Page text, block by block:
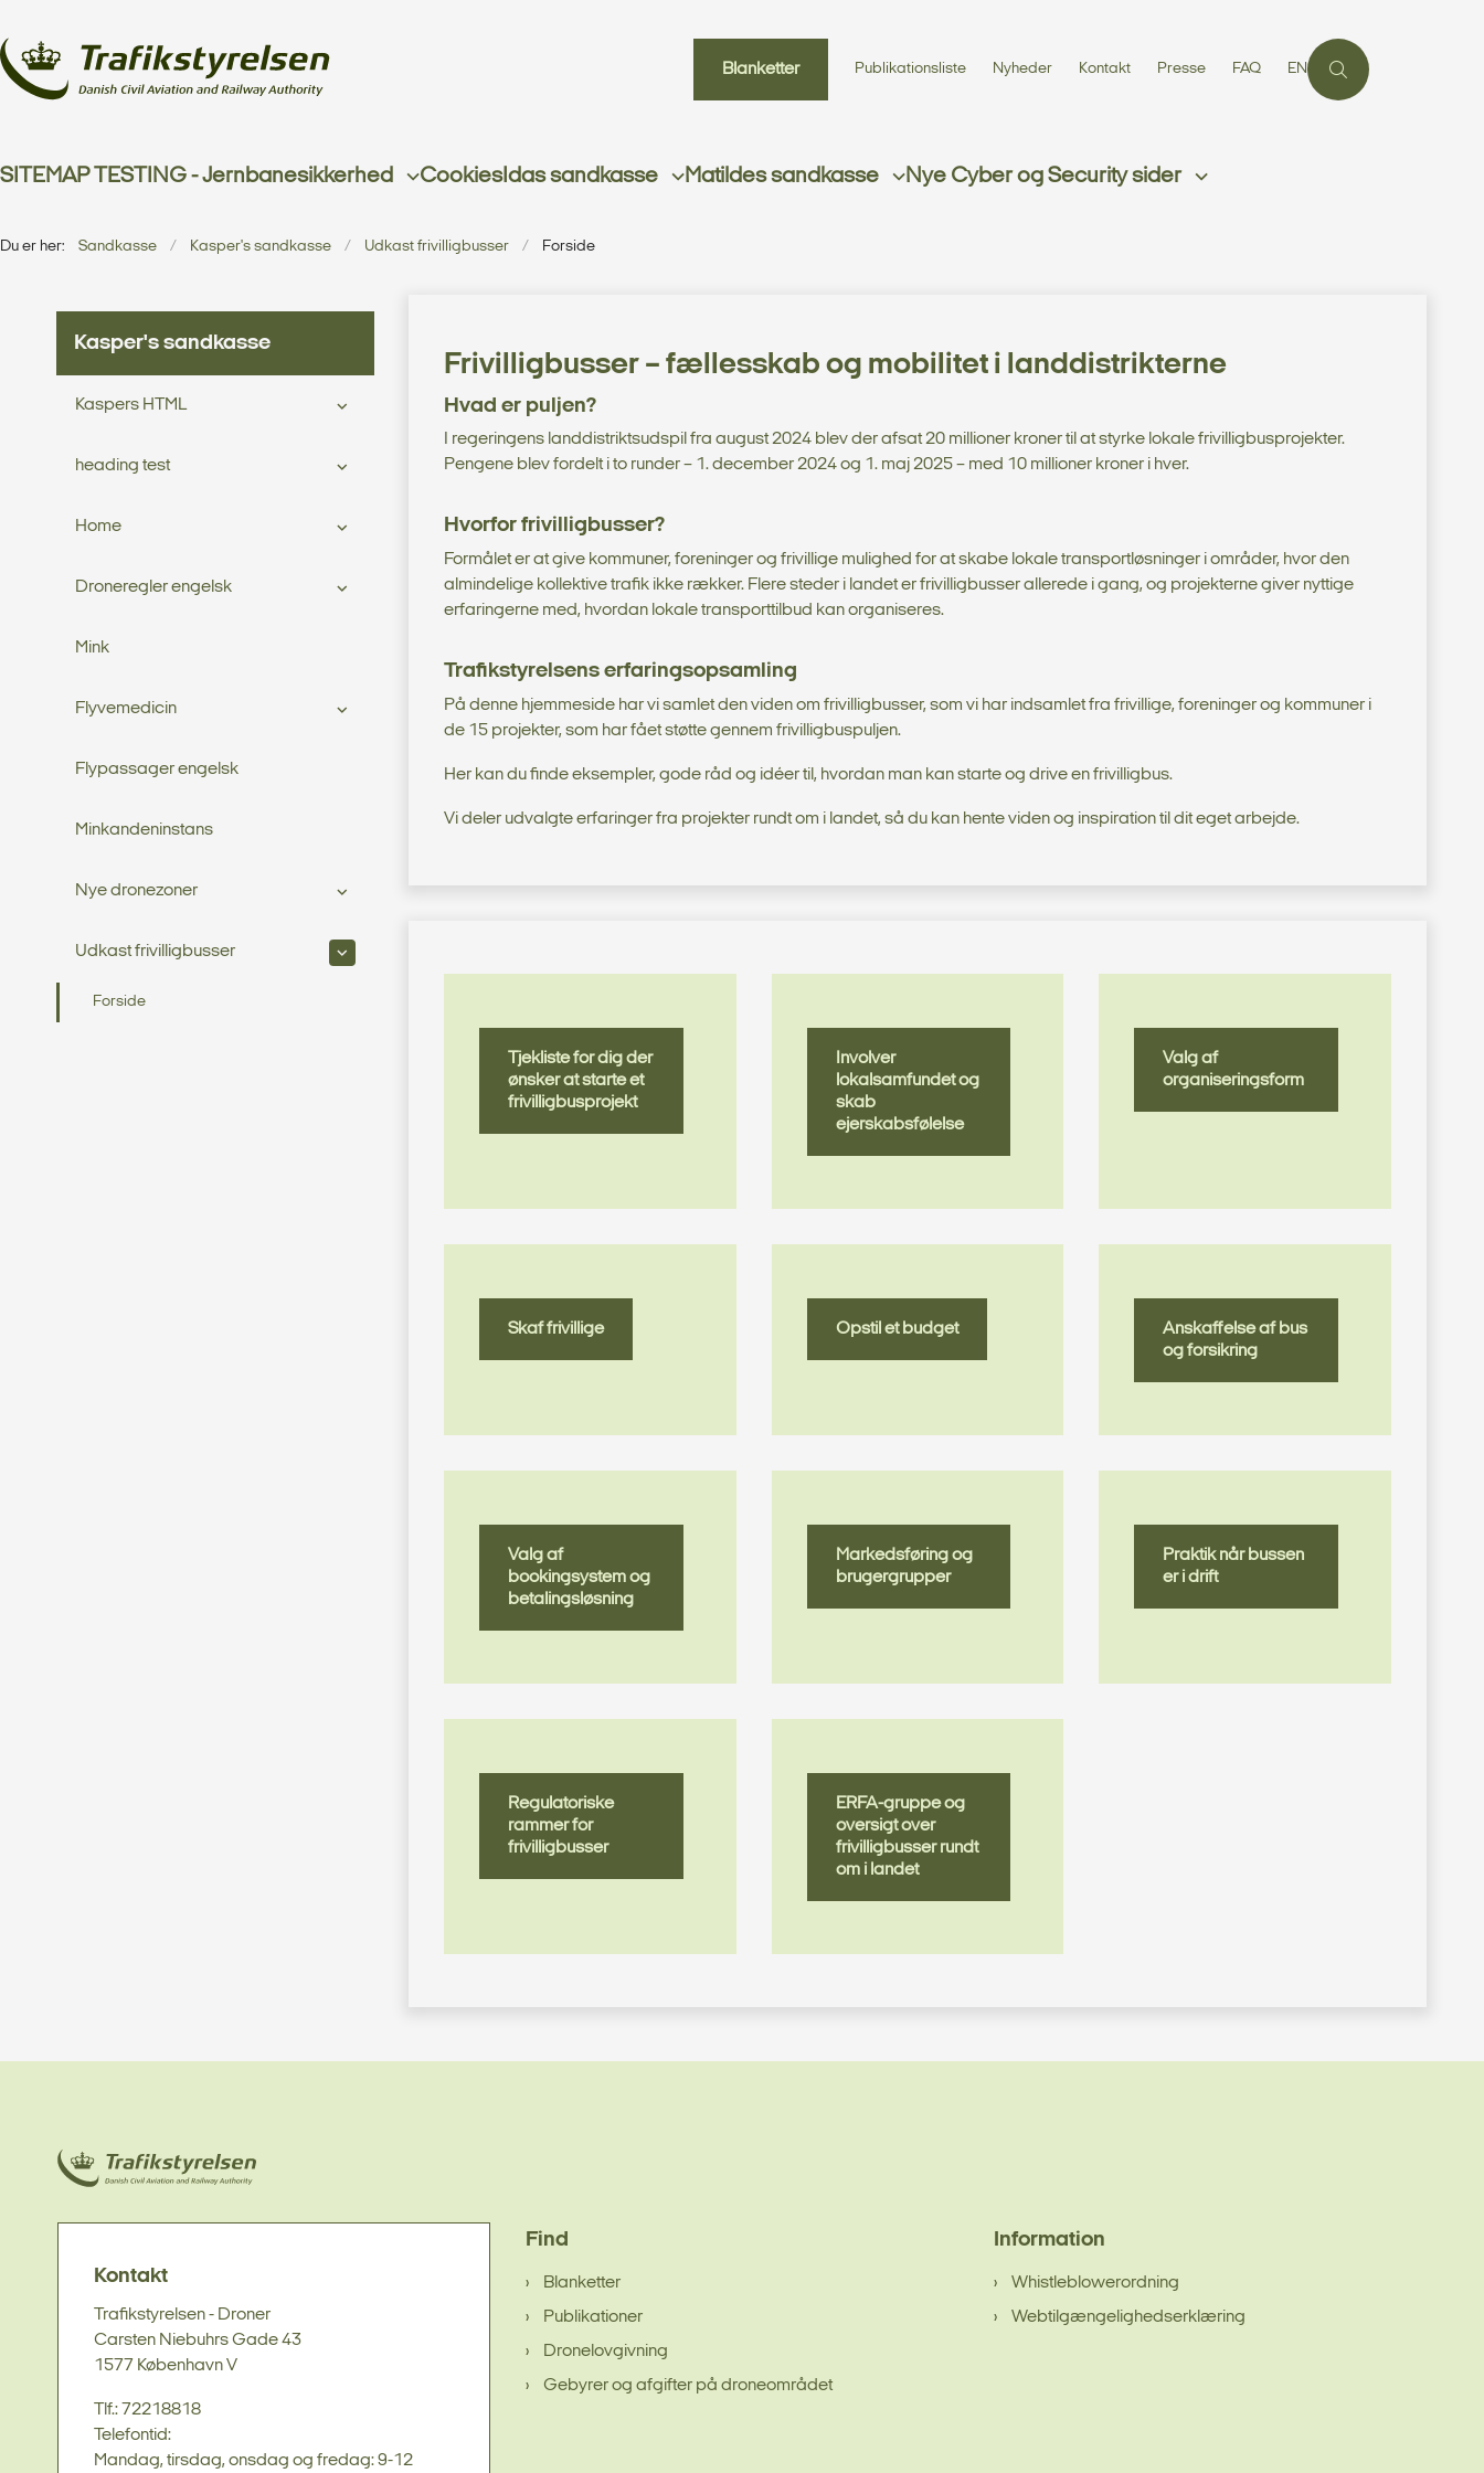
Blanketter Publikationsliste Nyheder Kontakt Presse FAQ EN
SITEMAP TESTING - Jernbanesikkerhed CookiesIdas sandkasse Matildes sandkasse Nye Cyber og Security sider
Du er her: Sandkasse Kasper's sandkasse Udkast frivilligbusser Forside
Kasper's sandkasse
Kaspers HTML
heading test
Home
Droneregler engelsk
Mink
Flyvemedicin
Flypassager engelsk
Minkandeninstans
Nye dronezoner
Udkast frivilligbusser
Forside
Frivilligbusser – fællesskab og mobilitet i landdistrikterne
Hvad er puljen?
I regeringens landdistriktsudspil fra august 2024 blev der afsat 20 millioner kroner til at styrke lokale frivilligbusprojekter.
Pengene blev fordelt i to runder – 1. december 2024 og 1. maj 2025 – med 10 millioner kroner i hver.
Hvorfor frivilligbusser?
Formålet er at give kommuner, foreninger og frivillige mulighed for at skabe lokale transportløsninger i områder, hvor den
almindelige kollektive trafik ikke rækker. Flere steder i landet er frivilligbusser allerede i gang, og projekterne giver nyttige
erfaringerne med, hvordan lokale transporttilbud kan organiseres.
Trafikstyrelsens erfaringsopsamling
På denne hjemmeside har vi samlet den viden om frivilligbusser, som vi har indsamlet fra frivillige, foreninger og kommuner i
de 15 projekter, som har fået støtte gennem frivilligbuspuljen.
Her kan du finde eksempler, gode råd og idéer til, hvordan man kan starte og drive en frivilligbus.
Vi deler udvalgte erfaringer fra projekter rundt om i landet, så du kan hente viden og inspiration til dit eget arbejde.
Tjekliste for dig der
ønsker at starte et
frivilligbusprojekt
Involver
lokalsamfundet og
skab
ejerskabsfølelse
Valg af
organiseringsform
Skaf frivillige Opstil et budget
Anskaffelse af bus
og forsikring
Valg af
bookingsystem og
betalingsløsning
Markedsføring og
brugergrupper
Praktik når bussen
er i drift
Regulatoriske
rammer for
frivilligbusser
ERFA-gruppe og
oversigt over
frivilligbusser rundt
om i landet
Kontakt
Trafikstyrelsen - Droner
Carsten Niebuhrs Gade 43
1577 København V
Tlf.: 72218818
Telefontid:
Mandag, tirsdag, onsdag og fredag: 9-12
Find
Blanketter
Publikationer
Dronelovgivning
Gebyrer og afgifter på droneområdet
Information
Whistleblowerordning
Webtilgængelighedserklæring